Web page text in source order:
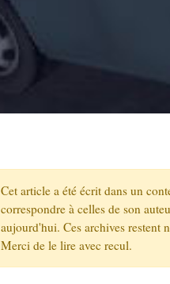
Cet article a été écrit dans un
correspondre à celles de son
aujourd'hui. Ces archives restent
Merci de le lire avec recul.